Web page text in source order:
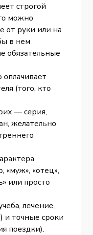
строгой
можно
от руки или на
в нем
обязательные
(того, кто
— серия,
желательно
«отец»,
или просто
лечение,
и точные сроки
поездки).